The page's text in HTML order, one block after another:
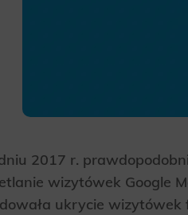
2017 r.
wizytówek Google
ukrycie wizytówek